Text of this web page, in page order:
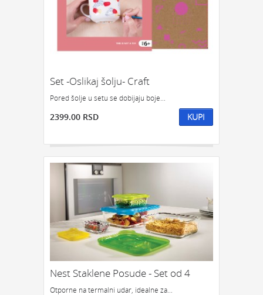
Set -Oslikaj šolju- Craft
Pored šolje u setu se dobijaju boje...
2399.00 RSD KUPI
Nest Staklene Posude - Set od 4
Otporne na termalni udar, idealne za...